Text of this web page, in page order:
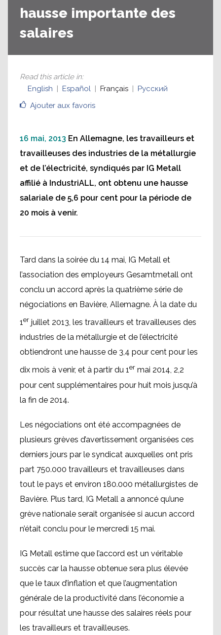
hausse importante des
salaires
Ajouter aux favoris
Read this article in:
English
Español Français Русский
16 mai, 2013 En Allemagne, les travailleurs et
travailleuses des industries de la métallurgie
et de l’électricité, syndiqués par IG Metall
affilié à IndustriALL, ont obtenu une hausse
salariale de 5,6 pour cent pour la période de
20 mois à venir.
Tard dans la soirée du 14 mai, IG Metall et
l’association des employeurs Gesamtmetall ont
conclu un accord après la quatrième série de
négociations en Bavière, Allemagne. À la date du
1er juillet 2013, les travailleurs et travailleuses des
industries de la métallurgie et de l’électricité
obtiendront une hausse de 3,4 pour cent pour les
dix mois à venir, et à partir du 1er mai 2014, 2,2
pour cent supplémentaires pour huit mois jusqu’à
la fin de 2014.
Les négociations ont été accompagnées de
plusieurs grèves d’avertissement organisées ces
derniers jours par le syndicat auxquelles ont pris
part 750.000 travailleurs et travailleuses dans
tout le pays et environ 180.000 métallurgistes de
Bavière. Plus tard, IG Metall a annoncé qu’une
grève nationale serait organisée si aucun accord
n’était conclu pour le mercredi 15 mai.
IG Metall estime que l’accord est un véritable
succès car la hausse obtenue sera plus élevée
que le taux d’inflation et que l’augmentation
générale de la productivité dans l’économie a
pour résultat une hausse des salaires réels pour
les travailleurs et travailleuses.